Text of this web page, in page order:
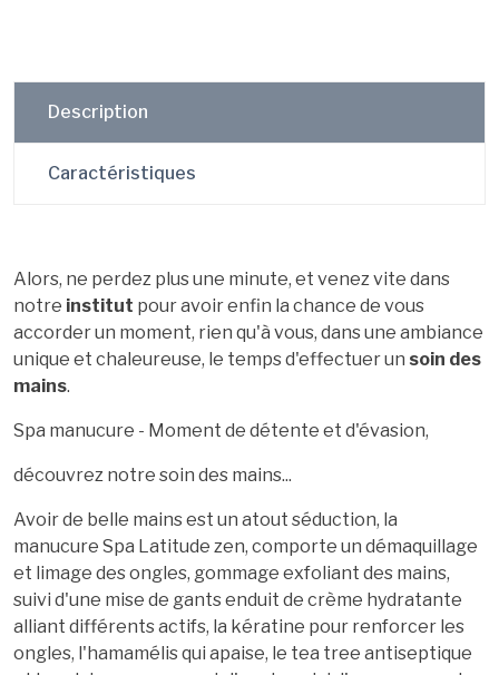
Description
Caractéristiques
Alors, ne perdez plus une minute, et venez vite dans
notre institut pour avoir enfin la chance de vous
accorder un moment, rien qu'à vous, dans une ambiance
unique et chaleureuse, le temps d'effectuer un soin des
mains.
Spa manucure - Moment de détente et d'évasion,
découvrez notre soin des mains...
Avoir de belle mains est un atout séduction, la
manucure Spa Latitude zen, comporte un démaquillage
et limage des ongles, gommage exfoliant des mains,
suivi d'une mise de gants enduit de crème hydratante
alliant différents actifs, la kératine pour renforcer les
ongles, l'hamamélis qui apaise, le tea tree antiseptique